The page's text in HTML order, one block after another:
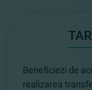
Beneficiezi de
realizarea